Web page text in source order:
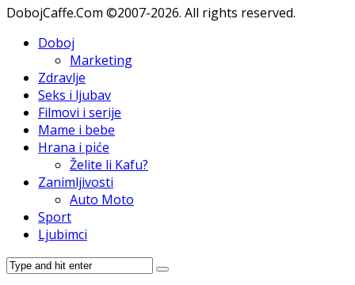
DobojCaffe.Com ©2007-2026. All rights reserved.
Doboj
Marketing
Zdravlje
Seks i ljubav
Filmovi i serije
Mame i bebe
Hrana i piće
Želite li Kafu?
Zanimljivosti
Auto Moto
Sport
Ljubimci